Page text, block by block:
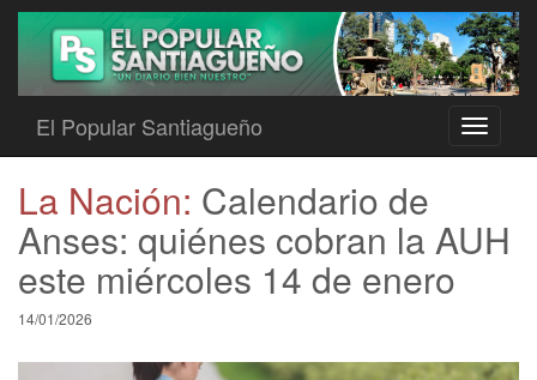
Toggle
El Popular Santiagueño
La Nación: Calendario de
Anses: quiénes cobran la AUH
este miércoles 14 de enero
14/01/2026